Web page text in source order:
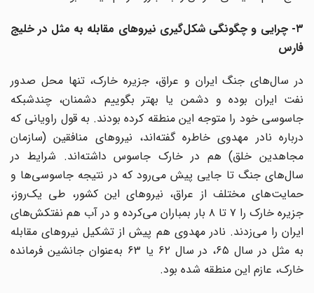
۳- چرایی و چگونگی شکل‌گیری نیروهای مقابله به مثل در خلیج
فارس
در سال‌های جنگ ایران و عراق، جزیره خارک، تنها محل صدور
نفت ایران بوده و دشمن یا بهتر بگوییم دشمنان، چندشبکه
جاسوسی خود را متوجه این منطقه کرده بودند. به قول راویانی که
درباره نادر مهدوی خاطره گفته‌اند، نیروهای منافقین (سازمان
مجاهدین خلق) هم در خارک جاسوس داشته‌اند. شرایط در
سال‌های جنگ تا جایی پیش می‌رود که در نتیجه جاسوسی‌ها و
حمایت‌های مختلف از عراق، نیروهای این کشور، طی یک‌روز،
جزیره خارک را ۷ تا ۸ بار بمباران می‌کرده و در آب هم نفتکش‌های
ایران را می‌زدند. نادر مهدوی هم پیش از تشکیل نیروهای مقابله
به مثل در سال ۶۵، در سال ۶۲ یا ۶۳ به‌عنوان جانشین فرمانده
خارک، عازم این منطقه شده بود.